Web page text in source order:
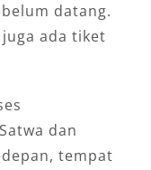
datang.
ada tiket
dan
tempat